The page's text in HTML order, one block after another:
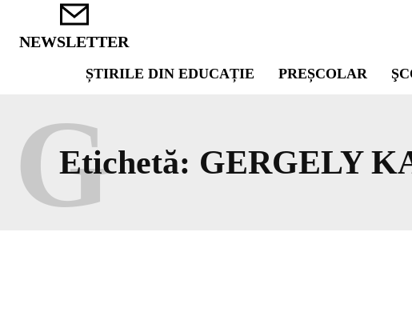
NEWSLETTER
ȘTIRILE DIN EDUCAȚIE PREȘCOLAR
Etichetă: GERGELY
G